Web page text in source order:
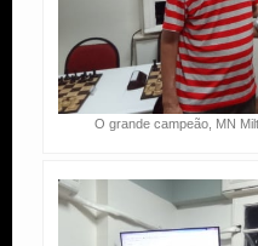
O grande campeão, MN